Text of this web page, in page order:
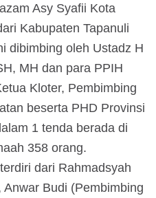
Asy Syafii Kota
Kabupaten Tapanuli
dibimbing oleh Ustadz H
MH dan para PPIH
Kloter, Pembimbing
beserta PHD Provinsi
1 tenda berada di
358 orang.
dari Rahmadsyah
Budi (Pembimbing